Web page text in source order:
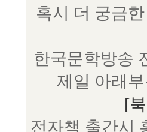
혹시 더 궁금
한국문학방송
제일 아래
[
전자책 출간시